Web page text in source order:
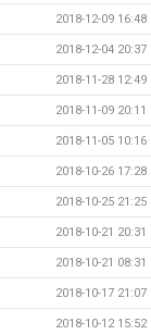
2018-12-09 16:48
2018-12-04 20:37
2018-11-28 12:49
2018-11-09 20:11
2018-11-05 10:16
2018-10-26 17:28
2018-10-25 21:25
2018-10-21 20:31
2018-10-21 08:31
2018-10-17 21:07
2018-10-12 15:52